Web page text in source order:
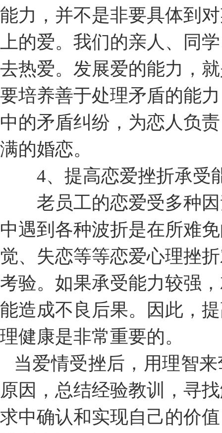
能力，并不是非要具体到
上的爱。我们的亲人、同
去热爱。发展爱的能力，
要培养善于处理矛盾的能
中的矛盾纠纷，为恋人负
满的婚恋。
4、提高恋爱挫折承受
老员工的恋爱受多种因
中遇到各种波折是在所难
觉、失恋等等恋爱心理挫
考验。如果承受能力较强
能造成不良后果。因此，
理健康是非常重要的。
当爱情受挫后，用理智
原因，总结经验教训，寻
求中确认和实现自己的价